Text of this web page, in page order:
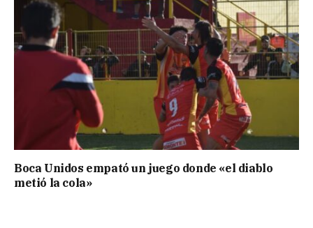
Boca Unidos empató un juego donde «el diablo
metió la cola»